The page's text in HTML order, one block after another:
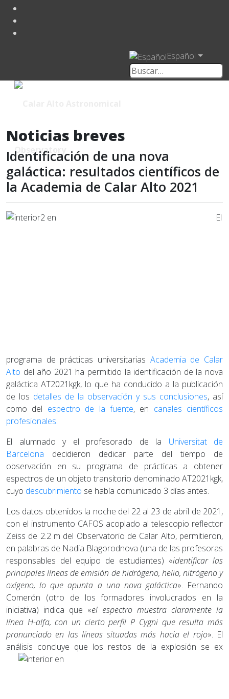
Español
Noticias breves
Identificación de una nova
galáctica: resultados científicos de
la Academia de Calar Alto 2021
El
programa de prácticas universitarias Academia de Calar
Alto del año 2021 ha permitido la identificación de la nova
galáctica AT2021kgk, lo que ha conducido a la publicación
de los detalles de la observación y sus conclusiones, así
como del espectro de la fuente, en canales científicos
profesionales.
El alumnado y el profesorado de la Universitat de
Barcelona decidieron dedicar parte del tiempo de
observación en su programa de prácticas a obtener
espectros de un objeto transitorio denominado AT2021kgk,
cuyo descubrimiento se había comunicado 3 días antes.
Los datos obtenidos la noche del 22 al 23 de abril de 2021,
con el instrumento CAFOS acoplado al telescopio reflector
Zeiss de 2.2 m del Observatorio de Calar Alto, permitieron,
en palabras de Nadia Blagorodnova (una de las profesoras
responsables del equipo de estudiantes) «identificar las
principales líneas de emisión de hidrógeno, helio, nitrógeno y
oxígeno, lo que apunta a una nova galáctica». Fernando
Comerón (otro de los formadores involucrados en la
iniciativa) indica que «el espectro muestra claramente la
línea H-alfa, con un cierto perfil P Cygni que resulta más
pronunciado en las líneas situadas más hacia el rojo». El
análisis concluye que los restos de la explosión se ex